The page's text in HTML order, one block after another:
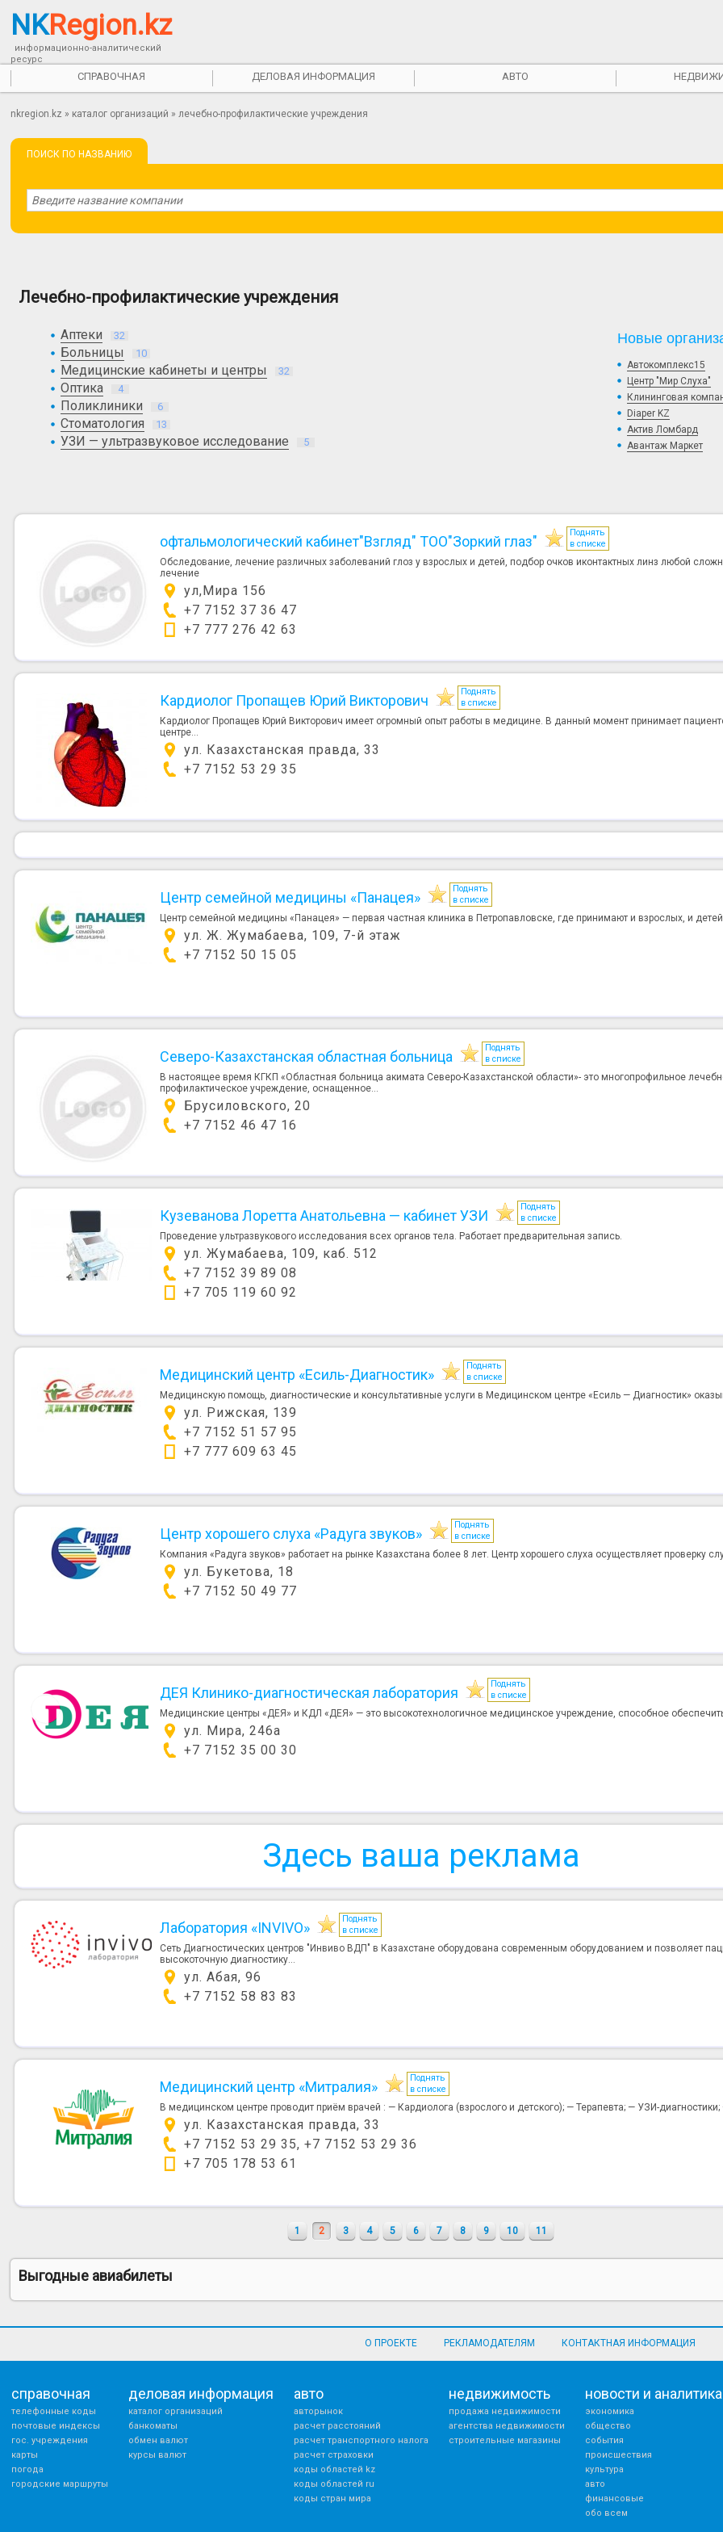
NKRegion.kz
информационно-аналитический
ресурс
СПРАВОЧНАЯ ДЕЛОВАЯ ИНФОРМАЦИЯ АВТО
nkregion.kz » каталог организаций » лечебно-профилактические учреждения
ПОИСК ПО НАЗВАНИЮ
Лечебно-профилактические учреждения
Аптеки 32
Больницы 10
Медицинские кабинеты и центры 32
Оптика 4
Поликлиники 6
Стоматология 13
УЗИ — ультразвуковое исследование 5
Новые
Автокомплекс15
Центр "Мир Слуха"
Клининговая
Diaper KZ
Актив Ломбард
Авантаж Маркет
офтальмологический кабинет"Взгляд" ТОО"Зоркий глаз"
Поднять
в списке
Обследование, лечение различных заболеваний глоз у взрослых и детей, подбор очков иконтактных линз любой
лечение
ул,Мира 156
+7 7152 37 36 47
+7 777 276 42 63
Кардиолог Пропащев Юрий Викторович
Поднять
в списке
Кардиолог Пропащев Юрий Викторович имеет огромный опыт работы в медицине. В данный момент принимает
центре...
ул. Казахстанская правда, 33
+7 7152 53 29 35
Центр семейной медицины «Панацея»
Поднять
в списке
Центр семейной медицины «Панацея» — первая частная клиника в Петропавловске, где принимают и взрослых, и
ул. Ж. Жумабаева, 109, 7-й этаж
+7 7152 50 15 05
Северо-Казахстанская областная больница
Поднять
в списке
В настоящее время КГКП «Областная больница акимата Северо-Казахстанской области»- это многопрофильное
профилактическое учреждение, оснащенное...
Брусиловского, 20
+7 7152 46 47 16
Кузеванова Лоретта Анатольевна — кабинет УЗИ
Поднять
в списке
Проведение ультразвукового исследования всех органов тела. Работает предварительная запись.
ул. Жумабаева, 109, каб. 512
+7 7152 39 89 08
+7 705 119 60 92
Медицинский центр «Есиль-Диагностик»
Поднять
в списке
Медицинскую помощь, диагностические и консультативные услуги в Медицинском центре «Есиль — Диагностик»
ул. Рижская, 139
+7 7152 51 57 95
+7 777 609 63 45
Центр хорошего слуха «Радуга звуков»
Поднять
в списке
Компания «Радуга звуков» работает на рынке Казахстана более 8 лет. Центр хорошего слуха осуществляет проверку
ул. Букетова, 18
+7 7152 50 49 77
ДЕЯ Клинико-диагностическая лаборатория
Поднять
в списке
Медицинские центры «ДЕЯ» и КДЛ «ДЕЯ» — это высокотехнологичное медицинское учреждение, способное
ул. Мира, 246а
+7 7152 35 00 30
Здесь ваша реклама
Лаборатория «INVIVO»
Поднять
в списке
Сеть Диагностических центров "Инвиво ВДП" в Казахстане оборудована современным оборудованием и позволяет
высокоточную диагностику...
ул. Абая, 96
+7 7152 58 83 83
Медицинский центр «Митралия»
Поднять
в списке
В медицинском центре проводит приём врачей : — Кардиолога (взрослого и детского); — Терапевта; — УЗИ-диагностики;
ул. Казахстанская правда, 33
+7 7152 53 29 35, +7 7152 53 29 36
+7 705 178 53 61
1 2 3 4 5 6 7 8 9 10 11
Выгодные авиабилеты
О ПРОЕКТЕ РЕКЛАМОДАТЕЛЯМ КОНТАКТНАЯ ИНФОРМАЦИЯ
справочная
телефонные коды
почтовые индексы
гос. учреждения
карты
погода
городские маршруты
деловая информация
каталог организаций
банкоматы
обмен валют
курсы валют
авто
авторынок
расчет расстояний
расчет транспортного налога
расчет страховки
коды областей kz
коды областей ru
коды стран мира
недвижимость
продажа недвижимости
агентства недвижимости
строительные магазины
новости и аналитика
экономика
общество
события
происшествия
культура
авто
финансовые
обо всем